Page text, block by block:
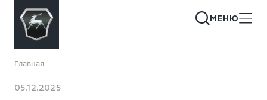
МЕНЮ
Главная
05.12.2025